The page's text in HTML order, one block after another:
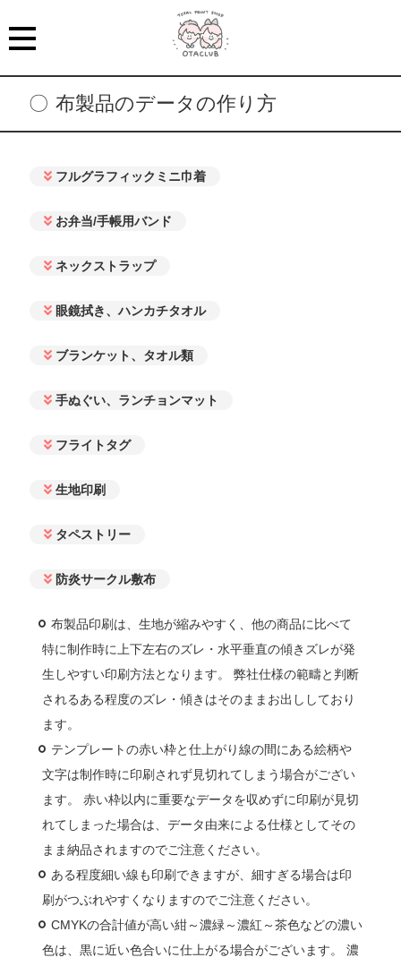
布製品のデータの作り方
フルグラフィックミニ巾着
お弁当/手帳用バンド
ネックストラップ
眼鏡拭き、ハンカチタオル
ブランケット、タオル類
手ぬぐい、ランチョンマット
フライトタグ
生地印刷
タペストリー
防炎サークル敷布
布製品印刷は、生地が縮みやすく、他の商品に比べて
特に制作時に上下左右のズレ・水平垂直の傾きズレが発
生しやすい印刷方法となります。 弊社仕様の範疇と判断
されるある程度のズレ・傾きはそのままお出ししており
ます。
テンプレートの赤い枠と仕上がり線の間にある絵柄や
文字は制作時に印刷されず見切れてしまう場合がござい
ます。 赤い枠以内に重要なデータを収めずに印刷が見切
れてしまった場合は、データ由来による仕様としてその
まま納品されますのでご注意ください。
ある程度細い線も印刷できますが、細すぎる場合は印
刷がつぶれやすくなりますのでご注意ください。
CMYKの合計値が高い紺～濃緑～濃紅～茶色などの濃い
色は、黒に近い色合いに仕上がる場合がございます。 濃